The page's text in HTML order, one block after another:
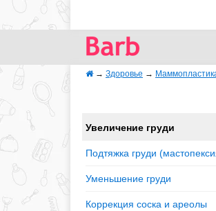
→ Здоровье →
Увеличение груди
Подтяжка груди
Уменьшение груди
Коррекция соска и ареолы